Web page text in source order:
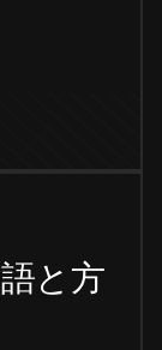
と方